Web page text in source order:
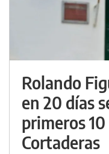
Rolando
en 20 días
primeros
Cortaderas